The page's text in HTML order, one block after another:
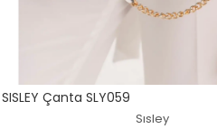
SISLEY Çanta SLY059
Sısley